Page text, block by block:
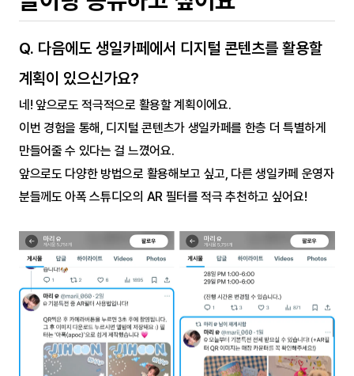
Q. 다음에도 생일카페에서 디지털 콘텐츠를 활용할
계획이 있으신가요?
네! 앞으로도 적극적으로 활용할 계획이에요.
이번 경험을 통해, 디지털 콘텐츠가 생일카페를 한층 더 특별하게
만들어줄 수 있다는 걸 느꼈어요.
앞으로도 다양한 방법으로 활용해보고 싶고, 다른 생일카페 운영자
분들께도 아폭 스튜디오의 AR 필터를 적극 추천하고 싶어요!